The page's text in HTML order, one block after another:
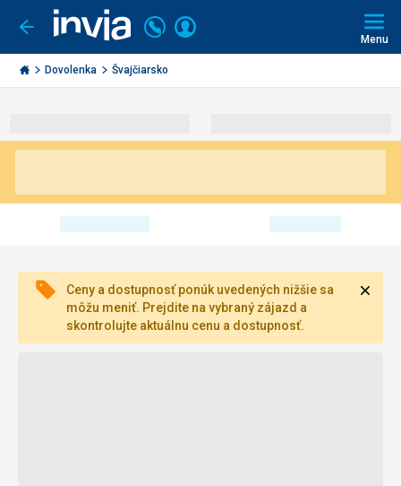
Ísť
späť
Invia.sk
Volajte
+421
2
3221
Prihlásiť
Menu
Dovolenka Švajčiarsko
Ceny a dostupnosť ponúk uvedených nižšie sa
môžu meniť. Prejdite na vybraný zájazd a
skontrolujte aktuálnu cenu a dostupnosť.